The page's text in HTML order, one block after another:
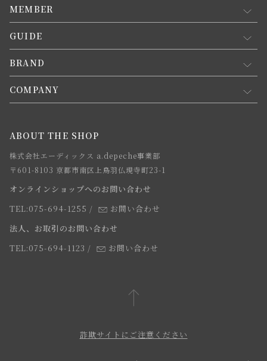
MEMBER
マイページ
新規会員登録
会員規約について
GUIDE
お買い物ガイド
会員登録について
お支払方法について
お届けについて
よくあるご質問
BRAND
コンセプト
webカタログ
COMPANY
店舗一覧
求人情報
法人のお客様
スタッフ
ABOUT THE SHOP
株式会社エーディックス a.depeche事業部
〒601-8103 京都市南区上鳥羽仏現寺町23-1
オンラインショップへのお問い合わせ
TEL:075-694-1255 /
お問い合わせ
法人、お取引のお問い合わせ
TEL:075-694-1123 / お問い合わせ
詐欺サイトにご注意ください